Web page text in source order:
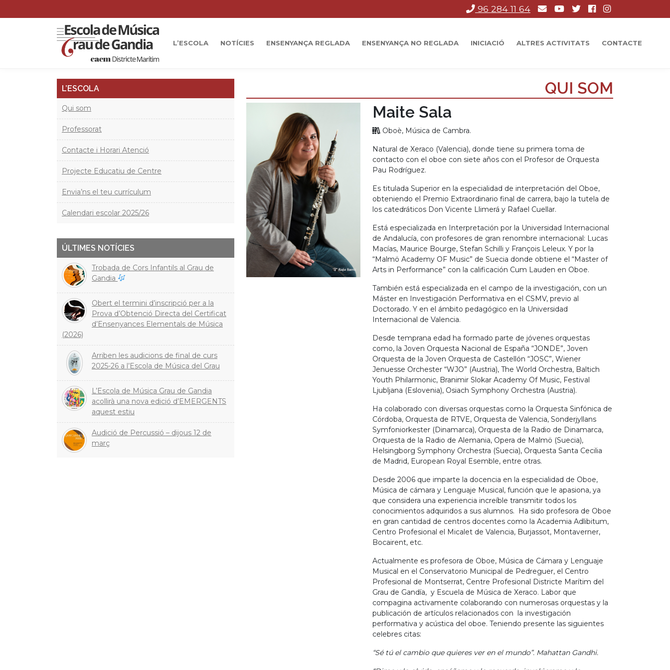
96 284 11 64
L’ESCOLA NOTÍCIES ENSENYANÇA REGLADA ENSENYANÇA NO REGLADA INICIACIÓ ALTRES ACTIVITATS CONTACTE
L’ESCOLA
Qui som
Professorat
Contacte i Horari Atenció
Projecte Educatiu de Centre
Envia’ns el teu currículum
Calendari escolar 2025/26
ÚLTIMES NOTÍCIES
Trobada de Cors Infantils al Grau de
Gandia
Obert el termini d’inscripció per a la
Prova d’Obtenció Directa del Certificat
d’Ensenyances Elementals de Música
(2026)
Arriben les audicions de final de curs
2025-26 a l’Escola de Música del Grau
L’Escola de Música Grau de Gandia
acollirà una nova edició d’EMERGENTS
aquest estiu
Audició de Percussió – dijous 12 de
març
QUI SOM
Maite Sala
Oboè, Música de Cambra.
Natural de Xeraco (Valencia), donde tiene su primera toma de
contacto con el oboe con siete años con el Profesor de Orquesta
Pau Rodríguez.
Es titulada Superior en la especialidad de interpretación del Oboe,
obteniendo el Premio Extraordinario final de carrera, bajo la tutela de
los catedráticos Don Vicente Llimerá y Rafael Cuellar.
Está especializada en Interpretación por la Universidad Internacional
de Andalucía, con profesores de gran renombre internacional: Lucas
Macías, Maurice Bourge, Stefan Schilli y François Leleux. Y por la
“Malmö Academy OF Music” de Suecia donde obtiene el “Master of
Arts in Performance” con la calificación Cum Lauden en Oboe.
También está especializada en el campo de la investigación, con un
Máster en Investigación Performativa en el CSMV, previo al
Doctorado. Y en el ámbito pedagógico en la Universidad
Internacional de Valencia.
Desde temprana edad ha formado parte de jóvenes orquestas
como, la Joven Orquesta Nacional de España “JONDE”, Joven
Orquesta de la Joven Orquesta de Castellón “JOSC”, Wiener
Jenuesse Orchester “WJO” (Austria), The World Orchestra, Baltich
Youth Philarmonic, Branimir Slokar Academy Of Music, Festival
Ljubljana (Eslovenia), Osiach Symphony Orchestra (Austria).
Ha colaborado con diversas orquestas como la Orquesta Sinfónica de
Córdoba, Orquesta de RTVE, Orquesta de Valencia, Sonderjyllans
Symfoniorkester (Dinamarca), Orquesta de la Radio de Dinamarca,
Orquesta de la Radio de Alemania, Opera de Malmö (Suecia),
Helsingborg Symphony Orchestra (Suecia), Orquesta Santa Cecilia
de Madrid, European Royal Esemble, entre otras.
Desde 2006 que imparte la docencia en la especialidad de Oboe,
Música de cámara y Lenguaje Musical, función que le apasiona, ya
que considera una experiencia increíble transmitir todos los
conocimientos adquiridos a sus alumnos. Ha sido profesora de Oboe
en gran cantidad de centros docentes como la Academia Adlibitum,
Centro Profesional el Micalet de Valencia, Burjassot, Montaverner,
Bocairent, etc.
Actualmente es profesora de Oboe, Música de Cámara y Lenguaje
Musical en el Conservatorio Municipal de Pedreguer, el Centro
Profesional de Montserrat, Centre Profesional Districte Marítim del
Grau de Gandía, y Escuela de Música de Xeraco. Labor que
compagina activamente colaborando con numerosas orquestas y la
publicación de artículos relacionados con la investigación
performativa y acústica del oboe. Teniendo presente las siguientes
celebres citas:
“Sé tú el cambio que quieres ver en el mundo”. Mahattan Gandhi.